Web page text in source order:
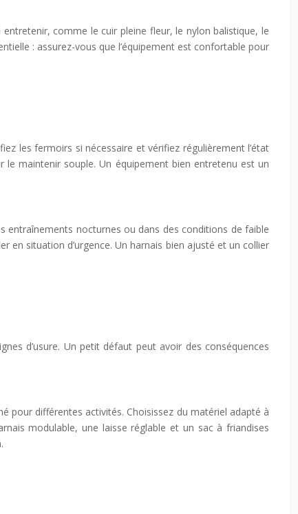
comme le cuir pleine fleur, le nylon balistique, le
: assurez-vous que l’équipement est confortable pour
les fermoirs si nécessaire et vérifiez régulièrement l’état
maintenir souple. Un équipement bien entretenu est un
entraînements nocturnes ou dans des conditions de faible
en situation d’urgence. Un harnais bien ajusté et un collier
d’usure. Un petit défaut peut avoir des conséquences
pour différentes activités. Choisissez du matériel adapté à
modulable, une laisse réglable et un sac à friandises